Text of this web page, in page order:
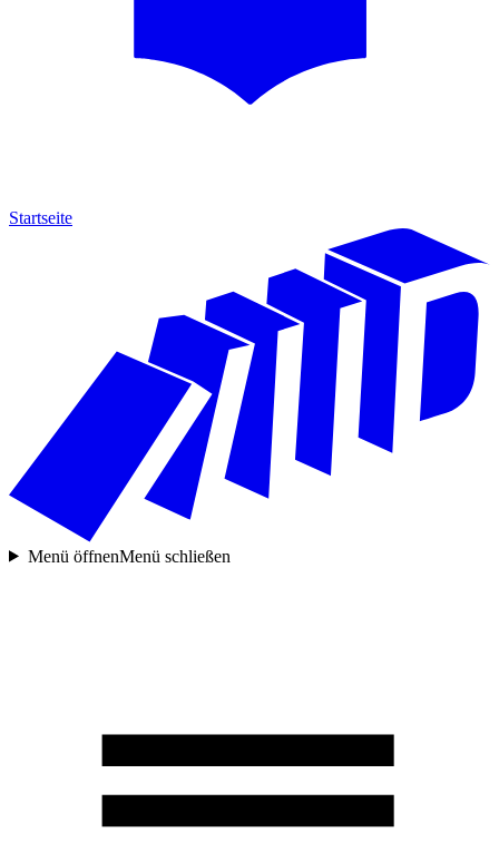
Startseite
Menü öffnenMenü schließen